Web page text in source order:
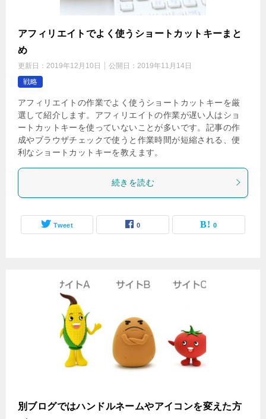
アフィリエイトでよく使うショートカットキーまと
め
更新日： 2019年12月10日 公開日： 2019年11月14日
戦略
アフィリエイトの作業でよく使うショートカットキーを厳
選して紹介します。アフィリエイトの作業が遅い人はショ
ートカットキーを使っていないことが多いです。記事の作
成やブラウザチェックで使うと作業時間が短縮される、便
利なショートカットキーを教えます。
続きを読む
Tweet 0 0
別ブログではハンドルネームやアイコンを変えた方